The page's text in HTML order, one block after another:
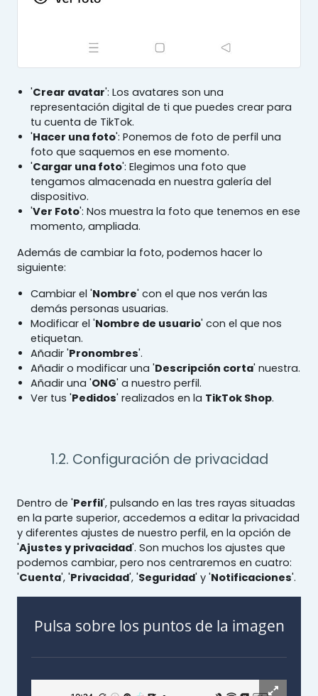
'Crear avatar': Los avatares son una
representación digital de ti que puedes crear para
tu cuenta de TikTok.
'Hacer una foto': Ponemos de foto de perfil una
foto que saquemos en ese momento.
'Cargar una foto': Elegimos una foto que
tengamos almacenada en nuestra galería del
dispositivo.
'Ver Foto': Nos muestra la foto que tenemos en ese
momento, ampliada.
Además de cambiar la foto, podemos hacer lo
siguiente:
Cambiar el 'Nombre' con el que nos verán las
demás personas usuarias.
Modificar el 'Nombre de usuario' con el que nos
etiquetan.
Añadir 'Pronombres'.
Añadir o modificar una 'Descripción corta' nuestra.
Añadir una 'ONG' a nuestro perfil.
Ver tus 'Pedidos' realizados en la TikTok Shop.
1.2. Configuración de privacidad
Dentro de 'Perfil', pulsando en las tres rayas situadas
en la parte superior, accedemos a editar la privacidad
y diferentes ajustes de nuestro perfil, en la opción de
'Ajustes y privacidad'. Son muchos los ajustes que
podemos cambiar, pero nos centraremos en cuatro:
'Cuenta', 'Privacidad', 'Seguridad' y 'Notificaciones'.
Pulsa sobre los puntos de la imagen